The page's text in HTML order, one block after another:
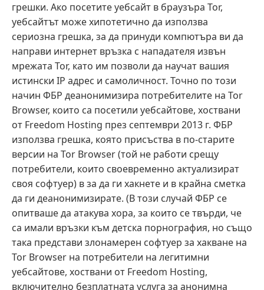
грешки. Ако посетите уебсайт в браузъра Tor,
уебсайтът може хипотетично да използва
сериозна грешка, за да принуди компютъра ви да
направи интернет връзка с нападателя извън
мрежата Tor, като им позволи да научат вашия
истински IP адрес и самоличност. Точно по този
начин ФБР деанонимизира потребителите на Tor
Browser, които са посетили уебсайтове, хоствани
от Freedom Hosting през септември 2013 г. ФБР
използва грешка, която присъства в по-старите
версии на Tor Browser (той не работи срещу
потребители, които своевременно актуализират
своя софтуер) в за да ги хакнете и в крайна сметка
да ги деанонимизирате. (В този случай ФБР се
опитваше да атакува хора, за които се твърди, че
са имали връзки към детска порнография, но също
така представи злонамерен софтуер за хакване на
Tor Browser на потребители на легитимни
уебсайтове, хоствани от Freedom Hosting,
включително безплатната услуга за анонимна